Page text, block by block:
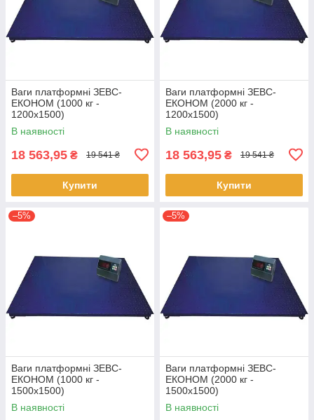
Ваги платформні ЗЕВС-
ЕКОНОМ (1000 кг -
1200х1500)
В наявності
18 563,95 ₴ 19 541 ₴
Купити
Ваги платформні ЗЕВС-
ЕКОНОМ (2000 кг -
1200х1500)
В наявності
18 563,95 ₴ 19 541 ₴
Купити
–5%
Ваги платформні ЗЕВС-
ЕКОНОМ (1000 кг -
1500х1500)
В наявності
–5%
Ваги платформні ЗЕВС-
ЕКОНОМ (2000 кг -
1500х1500)
В наявності